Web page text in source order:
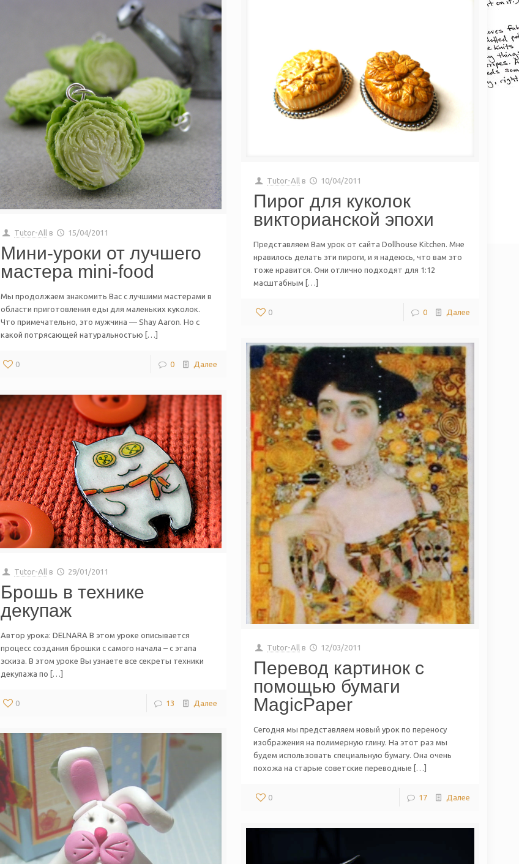
Tutor-All в 15/04/2011
Мини-уроки от лучшего
мастера mini-food
Мы продолжаем знакомить Вас с лучшими мастерами в
области приготовления еды для маленьких куколок.
Что примечательно, это мужчина — Shay Aaron. Но с
какой потрясающей натуральностью […]
0 0 Далее
Tutor-All в 10/04/2011
Пирог для куколок
викторианской эпохи
Представляем Вам урок от сайта Dollhouse Kitchen. Мне
нравилось делать эти пироги, и я надеюсь, что вам это
тоже нравится. Они отлично подходят для 1:12
масштабным […]
0 0 Далее
Tutor-All в 12/03/2011
Перевод картинок с
помощью бумаги
MagicPaper
Сегодня мы представляем новый урок по переносу
изображения на полимерную глину. На этот раз мы
будем использовать специальную бумагу. Она очень
похожа на старые советские переводные […]
0 17 Далее
Tutor-All в 29/01/2011
Брошь в технике
декупаж
Автор урока: DELNARA В этом уроке описывается
процесс создания брошки с самого начала – с этапа
эскиза. В этом уроке Вы узнаете все секреты техники
декупажа по […]
0 13 Далее